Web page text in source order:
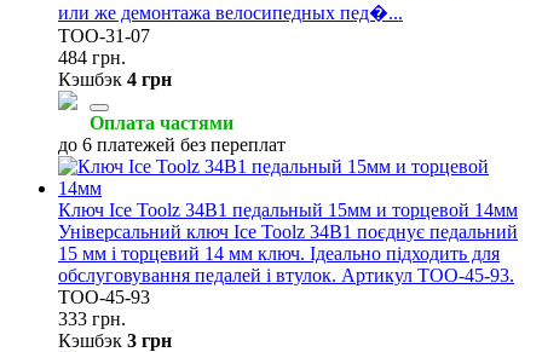
или же демонтажа велосипедных пед�...
TOO-31-07
484 грн.
Кэшбэк 4 грн
Оплата частями
до 6 платежей без переплат
Ключ Ice Toolz 34B1 педальный 15мм и торцевой 14мм
Універсальний ключ Ice Toolz 34B1 поєднує педальний
15 мм і торцевий 14 мм ключ. Ідеально підходить для
обслуговування педалей і втулок. Артикул TOO-45-93.
TOO-45-93
333 грн.
Кэшбэк 3 грн